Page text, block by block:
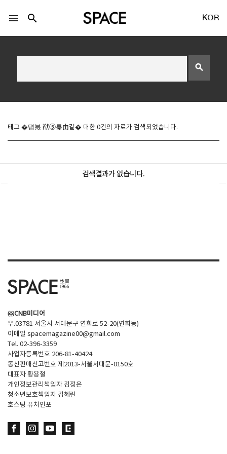
Twitter 로그인
기사문의
Contact
menu search KOR
search
태그 �덉븘 猷⑤툝由걀� 대한 0건의 자료가 검색되었습니다.
검색결과가 없습니다.
㈜CNB미디어
우.03781 서울시 서대문구 연희로 52-20(연희동)
이메일 spacemagazine00@gmail.com
Tel. 02-396-3359
사업자등록번호 206-81-40424
통신판매신고번호 제2013-서울서대문-0150호
대표자 황용철
개인정보관리책임자 김정은
청소년보호책임자 김혜린
호스팅 퓨처인포